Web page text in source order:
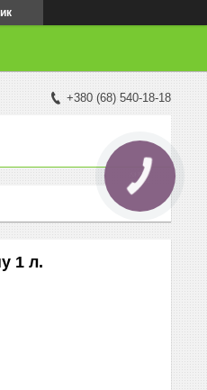
+380 (68) 540-18-18
1 л.
КНОПКА
ЗВ'ЯЗКУ